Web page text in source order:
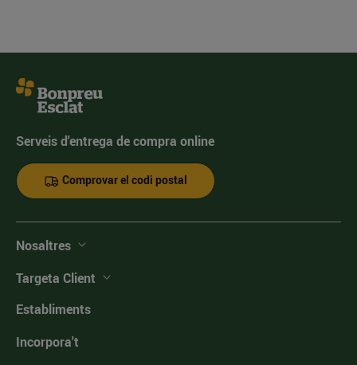
Serveis d'entrega de compra online
Comprovar el codi postal
Nosaltres
Targeta Client
Establiments
Incorpora't